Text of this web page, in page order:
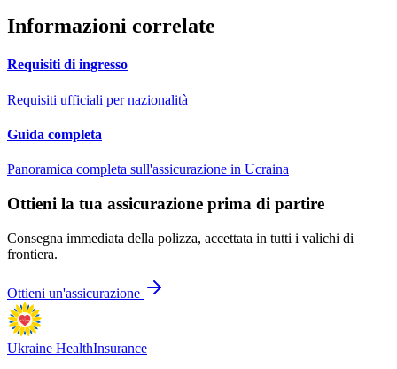
Informazioni correlate
Requisiti di ingresso
Requisiti ufficiali per nazionalità
Guida completa
Panoramica completa sull'assicurazione in Ucraina
Ottieni la tua assicurazione prima di partire
Consegna immediata della polizza, accettata in tutti i valichi di
frontiera.
Ottieni un'assicurazione
Ukraine HealthInsurance